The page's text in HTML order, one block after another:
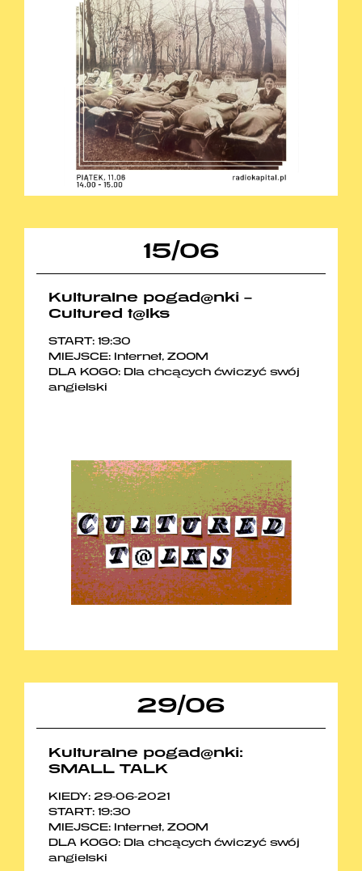
15/06
Kulturalne pogad@nki –
Cultured t@lks
START: 19:30
MIEJSCE: Internet, ZOOM
DLA KOGO: Dla chcących ćwiczyć swój
angielski
29/06
Kulturalne pogad@nki:
SMALL TALK
KIEDY: 29-06-2021
START: 19:30
MIEJSCE: Internet, ZOOM
DLA KOGO: Dla chcących ćwiczyć swój
angielski